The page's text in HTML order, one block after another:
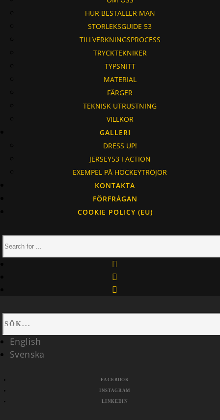
HUR BESTÄLLER MAN
STORLEKSGUIDE 53
TILLVERKNINGSPROCESS
TRYCKTEKNIKER
TYPSNITT
MATERIAL
FÄRGER
TEKNISK UTRUSTNING
VILLKOR
GALLERI
DRESS UP!
JERSEY53 I ACTION
EXEMPEL PÅ HOCKEYTRÖJOR
KONTAKTA
FÖRFRÅGAN
COOKIE POLICY (EU)
English
Svenska
FACEBOOK
INSTAGRAM
LINKEDIN